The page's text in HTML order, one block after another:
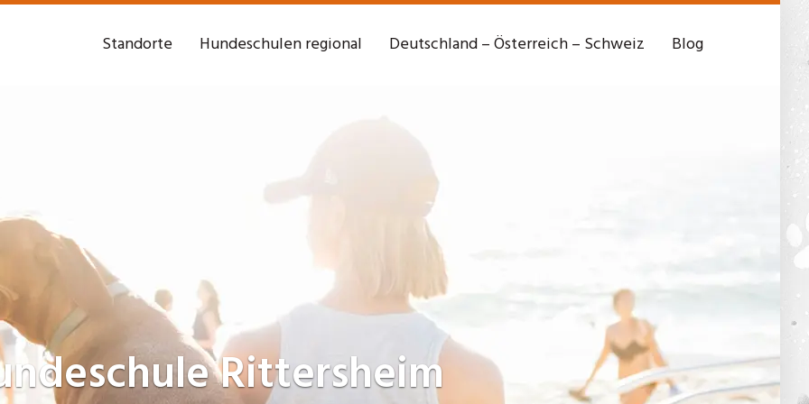
Standorte Hundeschulen regional Deutschland – Österreich – Schweiz Blog
Rittersheim